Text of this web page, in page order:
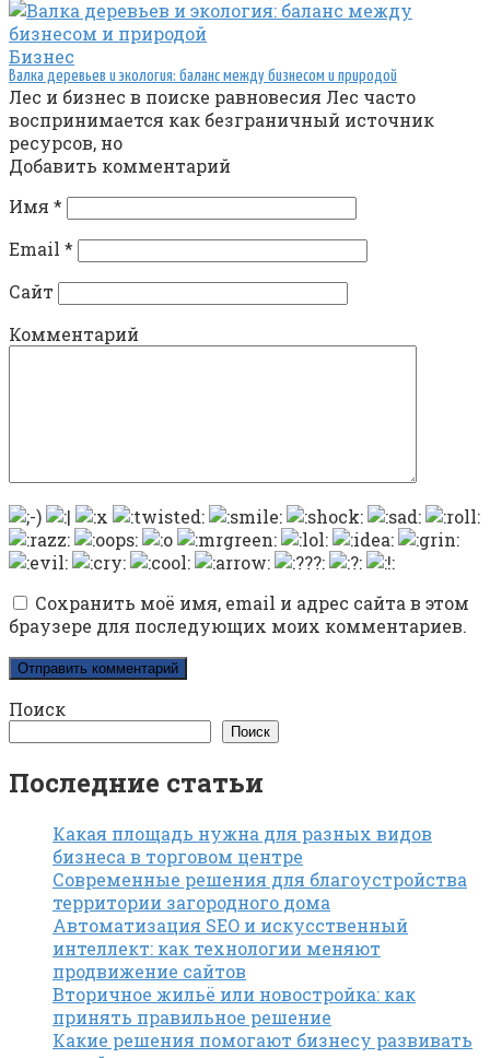
Бизнес
Валка деревьев и экология: баланс между бизнесом и природой
Лес и бизнес в поиске равновесия Лес часто
воспринимается как безграничный источник
ресурсов, но
Добавить комментарий
Имя *
Email *
Сайт
Комментарий
Сохранить моё имя, email и адрес сайта в этом
браузере для последующих моих комментариев.
Поиск
Поиск
Последние статьи
Какая площадь нужна для разных видов
бизнеса в торговом центре
Современные решения для благоустройства
территории загородного дома
Автоматизация SEO и искусственный
интеллект: как технологии меняют
продвижение сайтов
Вторичное жильё или новостройка: как
принять правильное решение
Какие решения помогают бизнесу развивать